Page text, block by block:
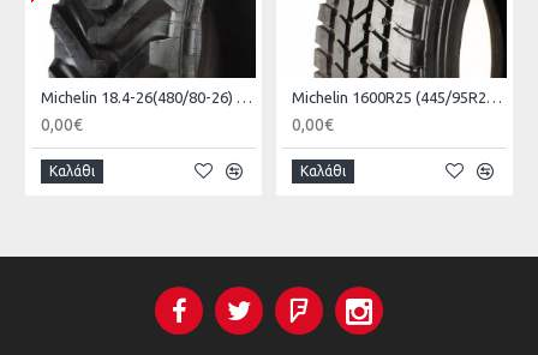
Michelin 18.4-26(480/80-26) POWER CL 12PR
0,00€
Καλάθι
Michelin 1600R25 (445/95R25) X-CRANE
0,00€
Καλάθι